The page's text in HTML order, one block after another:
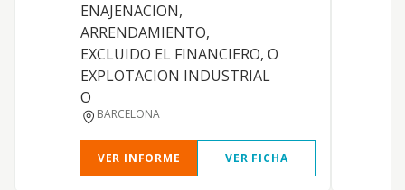
ENAJENACION,
ARRENDAMIENTO,
EXCLUIDO EL FINANCIERO, O
EXPLOTACION INDUSTRIAL
O
BARCELONA
VER INFORME VER FICHA